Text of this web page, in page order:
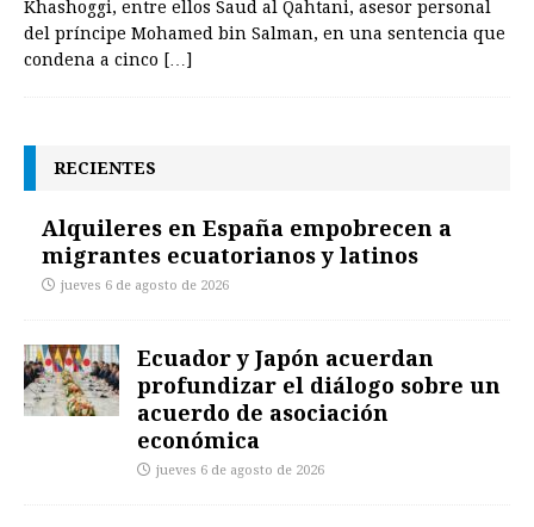
Khashoggi, entre ellos Saud al Qahtani, asesor personal
del príncipe Mohamed bin Salman, en una sentencia que
condena a cinco […]
RECIENTES
Alquileres en España empobrecen a
migrantes ecuatorianos y latinos
jueves 6 de agosto de 2026
Ecuador y Japón acuerdan
profundizar el diálogo sobre un
acuerdo de asociación
económica
jueves 6 de agosto de 2026